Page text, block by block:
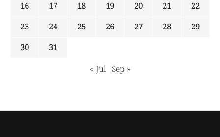
16
17 18 19 20 21
22
23
24 25 26 27 28
29
30
31
« Jul Sep »